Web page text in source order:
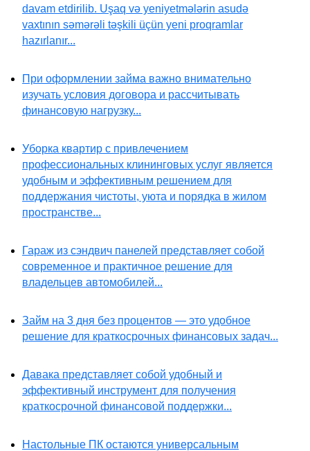
davam etdirilib. Uşaq və yeniyetmələrin asudə
vaxtının səmərəli təşkili üçün yeni proqramlar
hazırlanır...
При оформлении займа важно внимательно
изучать условия договора и рассчитывать
финансовую нагрузку...
Уборка квартир с привлечением
профессиональных клининговых услуг является
удобным и эффективным решением для
поддержания чистоты, уюта и порядка в жилом
пространстве...
Гараж из сэндвич панелей представляет собой
современное и практичное решение для
владельцев автомобилей...
Займ на 3 дня без процентов — это удобное
решение для краткосрочных финансовых задач...
Давака представляет собой удобный и
эффективный инструмент для получения
краткосрочной финансовой поддержки...
Настольные ПК остаются универсальным